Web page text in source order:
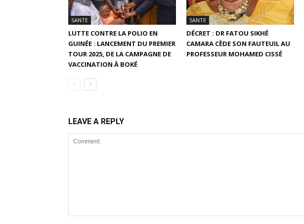
SANTE
LUTTE CONTRE LA POLIO EN
GUINÉE : LANCEMENT DU PREMIER
TOUR 2025, DE LA CAMPAGNE DE
VACCINATION À BOKÉ
SANTE
DÉCRET : DR FATOU SIKHÉ
CAMARA CÈDE SON FAUTEUIL AU
PROFESSEUR MOHAMED CISSÉ
LEAVE A REPLY